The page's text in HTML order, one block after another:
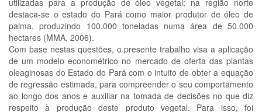
utilizadas para a produção de óleo vegetal; na região norte
destaca-se o estado do Pará como maior produtor de óleo de
palma, produzindo 100.000 toneladas numa área de 50.000
hectares (MMA, 2006).
Com base nestas questões, o presente trabalho visa a aplicação
de um modelo econométrico no mercado de oferta das plantas
oleaginosas do Estado do Pará com o intuito de obter a equação
de regressão estimada, para compreender o seu comportamento
ao longo dos anos e auxiliar na tomada de decisões no que diz
respeito à produção deste produto vegetal. Para isso, foi